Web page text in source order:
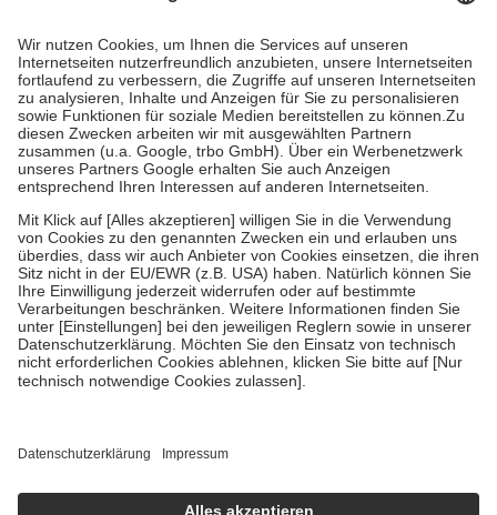
höchstens zehn Euro.
Es sind jedoch nie mehr als die tatsächlichen
Kosten der Leistung zu entrichten.
Diese Regeln gelten grundsätzlich auch für Online-Apotheken.
Bei Heilmitteln und häuslicher Krankenpflege beträgt die
Zuzahlung zehn Prozent der Kosten sowie zehn Euro je
Verordnung.
Um das Engagement der Versicherten für ihre eigene Gesundheit zu
stärken und die besondere Stellung der Familie zu unterstützen,
fallenkeine Zuzahlungenan bei:
• Kindern und Jugendlichen bis zum vollendeten 18. Lebensjahr
mit Ausnahme der Fahrkosten
• Untersuchungen zur Vorsorge und Früherkennung, die von der
GKV getragen werden
• empfohlenen Schutzimpfungen
• Harn- und Blutteststreifen
getroffen, um sicherzustellen, dass es sich um echte Bewertungen
https://help.etrusted.com/hc/de/articles/4419944605341